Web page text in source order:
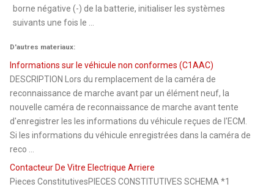
borne négative (-) de la batterie, initialiser les systèmes
suivants une fois le ...
D'autres materiaux:
Informations sur le véhicule non conformes (C1AAC)
DESCRIPTION Lors du remplacement de la caméra de
reconnaissance de marche avant par un élément neuf, la
nouvelle caméra de reconnaissance de marche avant tente
d'enregistrer les les informations du véhicule reçues de l'ECM.
Si les informations du véhicule enregistrées dans la caméra de
reco ...
Contacteur De Vitre Electrique Arriere
Pieces ConstitutivesPIECES CONSTITUTIVES SCHEMA *1